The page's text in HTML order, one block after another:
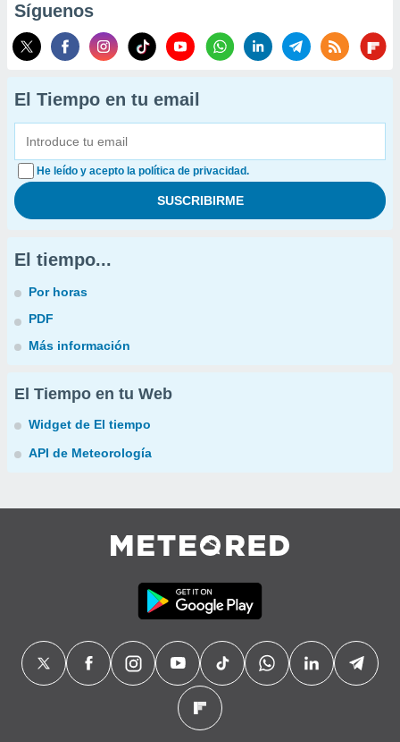
Síguenos
El Tiempo en tu email
He leído y acepto la política de privacidad.
El tiempo...
Por horas
PDF
Más información
El Tiempo en tu Web
Widget de El tiempo
API de Meteorología